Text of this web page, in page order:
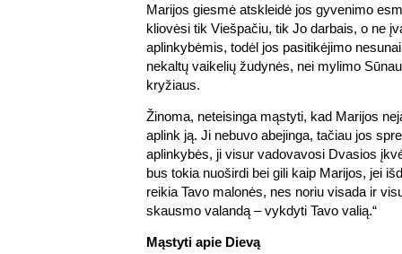
Marijos giesmė atskleidė jos gyvenimo
kliovėsi tik Viešpačiu, tik Jo darbais, o ne
aplinkybėmis, todėl jos pasitikėjimo
nekaltų vaikelių žudynės, nei mylimo
kryžiaus.
Žinoma, neteisinga mąstyti, kad Marijos
aplink ją. Ji nebuvo abejinga, tačiau jos
aplinkybės, ji visur vadovavosi Dvasios
bus tokia nuoširdi bei gili kaip Marijos, jei
reikia Tavo malonės, nes noriu visada ir
skausmo valandą – vykdyti Tavo valią.“
Mąstyti apie Dievą